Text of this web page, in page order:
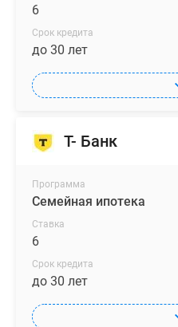
6
Срок кредита
до 30 лет
Т- Банк
Программа
Семейная ипотека
Ставка
6
Срок кредита
до 30 лет